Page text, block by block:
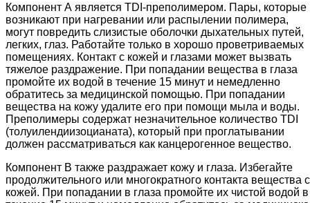
Компонент А является TDI-преполимером. Пары, которые
возникают при нагревании или распылении полимера,
могут повредить слизистые оболочки дыхательных путей,
легких, глаз. Работайте только в хорошо проветриваемых
помещениях. Контакт с кожей и глазами может вызвать
тяжелое раздражение. При попадании вещества в глаза
промойте их водой в течение 15 минут и немедленно
обратитесь за медицинской помощью. При попадании
вещества на кожу удалите его при помощи мыла и воды.
Преполимеры содержат незначительное количество TDI
(толуилендиизоцианата), который при проглатывании
должен рассматриваться как канцерогенное вещество.
Компонент В также раздражает кожу и глаза. Избегайте
продолжительного или многократного контакта вещества с
кожей. При попадании в глаза промойте их чистой водой в